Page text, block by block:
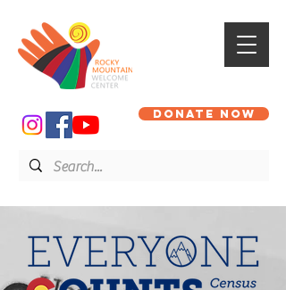
DONATE NOW